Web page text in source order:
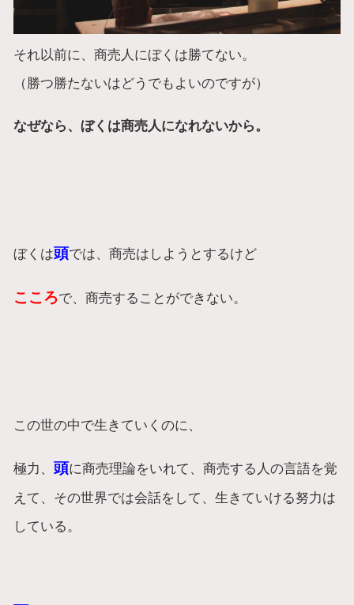
それ以前に、商売人にぼくは勝てない。
（勝つ勝たないはどうでもよいのですが）
なぜなら、ぼくは商売人になれないから。
ぼくは頭では、商売はしようとするけど
こころで、商売することができない。
この世の中で生きていくのに、
極力、頭に商売理論をいれて、商売する人の言語を覚
えて、その世界では会話をして、生きていける努力は
している。